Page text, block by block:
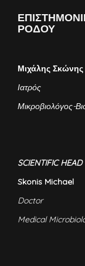
ΡΟΔΟΥ
Μιχάλης Σκώνης
Ιατρός
Μικροβιολόγος-
SCIENTIFIC HEAD
Skonis Michael
Doctor
Medical